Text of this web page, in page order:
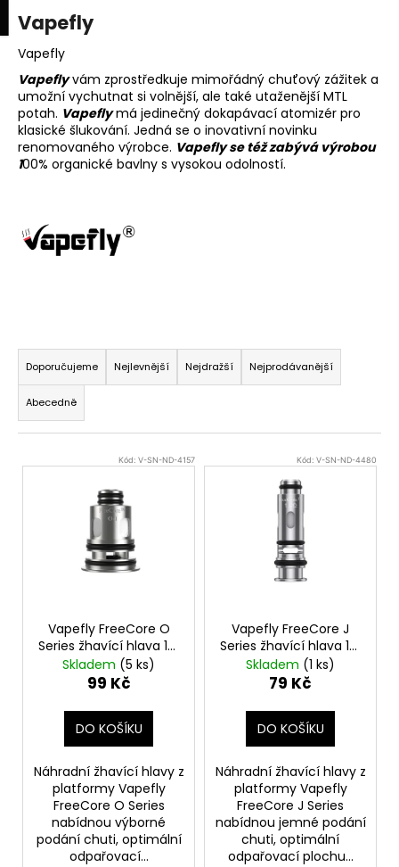
Přejít
na
obsah
Vapefly
Vapefly
Vapeflyvám zprostředkuje mimořádný chuťový zážitek a
umožní vychutnat si volnější, ale také utaženější MTL
potah. Vapeflymá jedinečný dokapávací atomizér pro
klasické šlukování. Jedná se o inovativní novinku
renomovaného výrobce. Vapefly se též zabývá výrobou
100% organické bavlny s vysokou odolností.
Ř
a
z
e
n
í
Doporučujeme Nejlevnější Nejdražší Nejprodávanější
Abecedně
V Kód: V-SN-ND-4157
Vapefly FreeCore O
Series žhavící hlava 1ks
odpor 0,3ohm
Skladem (5 ks)
99 Kč
DO KOŠÍKU
Náhradní žhavící hlavy z
platformy Vapefly
FreeCore O Series
nabídnou výborné
podání chuti, optimální
odpařovací...
Kód: V-SN-ND-4480
Vapefly FreeCore J
Series žhavící hlava 1ks
odpor 1,0ohm
Skladem (1 ks)
79 Kč
DO KOŠÍKU
Náhradní žhavící hlavy z
platformy Vapefly
FreeCore J Series
nabídnou jemné podání
chuti, optimální
odpařovací plochu...
o Zpět
Zpět
C
o
p
o
e
b
t
e
n
a
í